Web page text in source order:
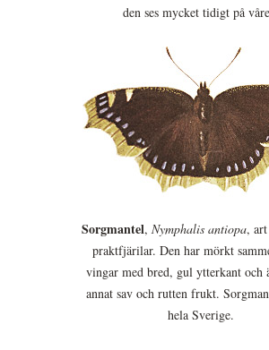
den ses mycket tidigt på
Sorgmantel, Nymphalis antiopa,
praktfjärilar. Den har mörkt
vingar med bred, gul ytterkant och
annat sav och rutten frukt.
hela Sverige.